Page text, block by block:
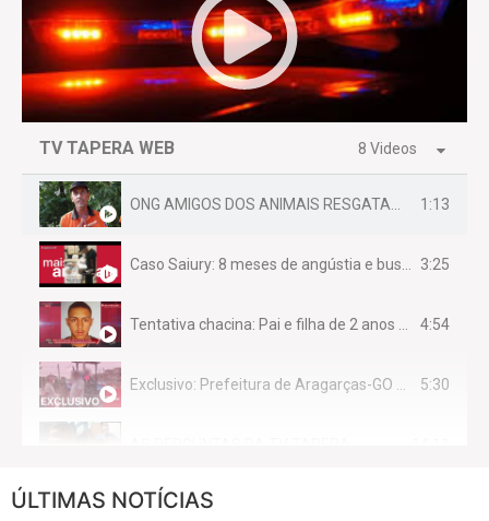
TV TAPERA WEB 8 Videos
ONG AMIGOS DOS ANIMAIS RESGATAM EMA FERIDA NA BR 070 1:13
Caso Saiury: 8 meses de angústia e busca por justiça 3:25
Tentativa chacina: Pai e filha de 2 anos assassinados em casa enquanto dormiam 4:54
Exclusivo: Prefeitura de Aragarças-GO sob suspeita de desviar maquinário público para uso privado. 5:30
CASO SAIURY - SEM CORTES
ÚLTIMAS NOTÍCIAS